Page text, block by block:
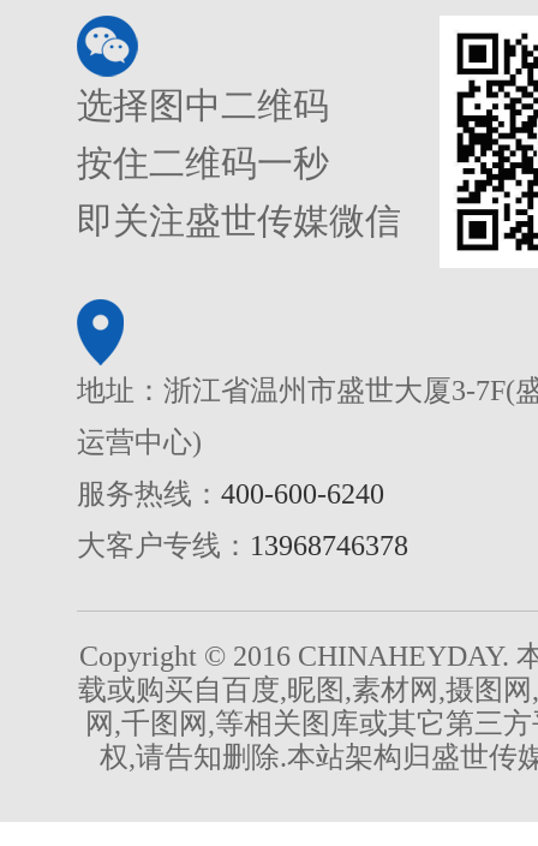
选择图中二维码
按住二维码一秒
即关注盛世传媒微信
地址：浙江省温州市盛世大厦3-7F(
运营中心)
服务热线： 400-600-6240
大客户专线： 13968746378
Copyright © 2016 CHINAHEYDAY.
载或购买自百度,昵图,素材网,摄图
网,千图网,等相关图库或其它第三
权,请告知删除.本站架构归盛世传